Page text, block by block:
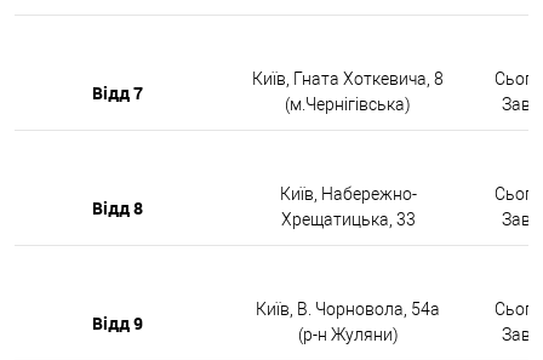
Відд 7
Київ, Гната Хоткевича, 8
(м.Чернігівська)
Відд 8
Київ, Набережно-
Хрещатицька, 33
Відд 9
Київ, В. Чорновола, 54а
(р-н Жуляни)